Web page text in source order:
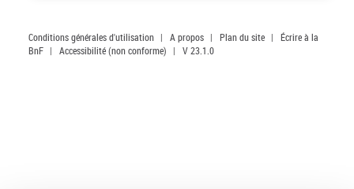
Conditions générales d'utilisation | A propos | Plan du site |
Écrire à la
BnF | Accessibilité (non conforme) | V 23.1.0